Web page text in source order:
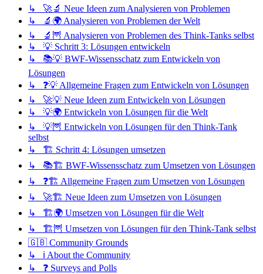
↳ 🚀🔬 Neue Ideen zum Analysieren von Problemen
↳ 🔬🌍 Analysieren von Problemen der Welt
↳ 🔬🦉 Analysieren von Problemen des Think-Tanks selbst
↳ 💡 Schritt 3: Lösungen entwickeln
↳ 📚💡 BWF-Wissensschatz zum Entwickeln von
Lösungen
↳ ❓💡 Allgemeine Fragen zum Entwickeln von Lösungen
↳ 🚀💡 Neue Ideen zum Entwickeln von Lösungen
↳ 💡🌍 Entwickeln von Lösungen für die Welt
↳ 💡🦉 Entwickeln von Lösungen für den Think-Tank
selbst
↳ 🏗️ Schritt 4: Lösungen umsetzen
↳ 📚🏗️ BWF-Wissensschatz zum Umsetzen von Lösungen
↳ ❓🏗️ Allgemeine Fragen zum Umsetzen von Lösungen
↳ 🚀🏗️ Neue Ideen zum Umsetzen von Lösungen
↳ 🏗️🌍 Umsetzen von Lösungen für die Welt
↳ 🏗️🦉 Umsetzen von Lösungen für den Think-Tank selbst
🇬🇧 Community Grounds
↳ ℹ️ About the Community
↳ ❓ Surveys and Polls